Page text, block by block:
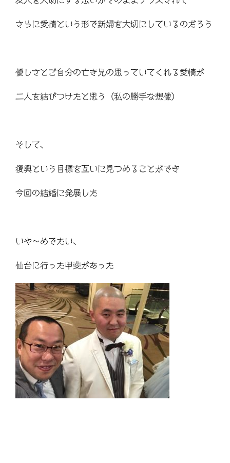
さらに愛情という形で新婦を大切にしているのだろう
優しさとご自分の亡き兄の思っていてくれる愛情が
二人を結びつけたと思う（私の勝手な想像）
そして、
復興という目標を互いに見つめることができ
今回の結婚に発展した
いや～めでたい、
仙台に行った甲斐があった